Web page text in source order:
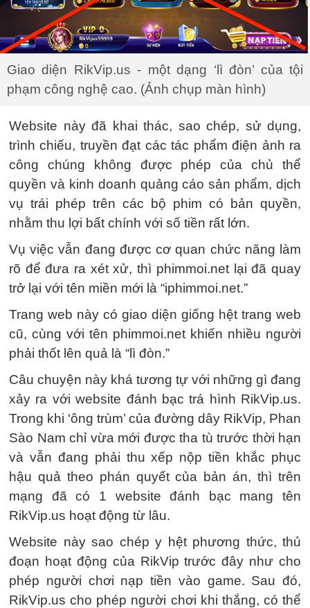
Giao diện RikVip.us - một dạng ‘lì đòn’ của tội
phạm công nghệ cao. (Ảnh chụp màn hình)
Website này đã khai thác, sao chép, sử dụng,
trình chiếu, truyền đạt các tác phẩm điện ảnh ra
công chúng không được phép của chủ thể
quyền và kinh doanh quảng cáo sản phẩm, dịch
vụ trái phép trên các bộ phim có bản quyền,
nhằm thu lợi bất chính với số tiền rất lớn.
Vụ việc vẫn đang được cơ quan chức năng làm
rõ để đưa ra xét xử, thì phimmoi.net lại đã quay
trở lại với tên miền mới là “iphimmoi.net.”
Trang web này có giao diện giống hệt trang web
cũ, cùng với tên phimmoi.net khiến nhiều người
phải thốt lên quả là “lì đòn.”
Câu chuyện này khá tương tự với những gì đang
xảy ra với website đánh bạc trá hình RikVip.us.
Trong khi ‘ông trùm’ của đường dây RikVip, Phan
Sào Nam chỉ vừa mới được tha tù trước thời hạn
và vẫn đang phải thu xếp nộp tiền khắc phục
hậu quả theo phán quyết của bản án, thì trên
mạng đã có 1 website đánh bạc mang tên
RikVip.us hoạt động từ lâu.
Website này sao chép y hệt phương thức, thủ
đoạn hoạt động của RikVip trước đây như cho
phép người chơi nạp tiền vào game. Sau đó,
RikVip.us cho phép người chơi khi thắng, có thể